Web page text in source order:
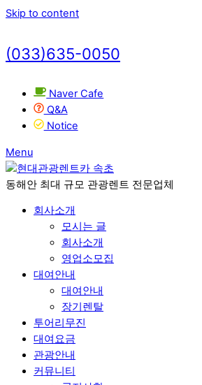
Skip to content
(033)635-0050
Naver Cafe
Q&A
Notice
Menu
동해안 최대 규모 관광렌트 전문업체
회사소개
모시는 글
회사소개
영업소모집
대여안내
대여안내
장기렌탈
투어리무진
대여요금
관광안내
커뮤니티